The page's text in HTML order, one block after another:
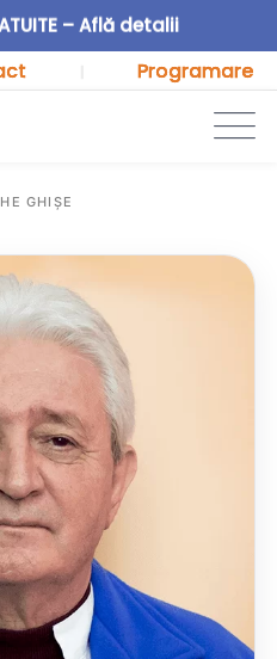
– Află detalii
Programare
GHIȘE